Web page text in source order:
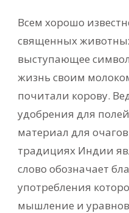
Всем хорошо
священных
выступающее
жизнь своим
почитали корову.
удобрения для
материал для
традициях Индии
слово обозначает
употребления
мышление и